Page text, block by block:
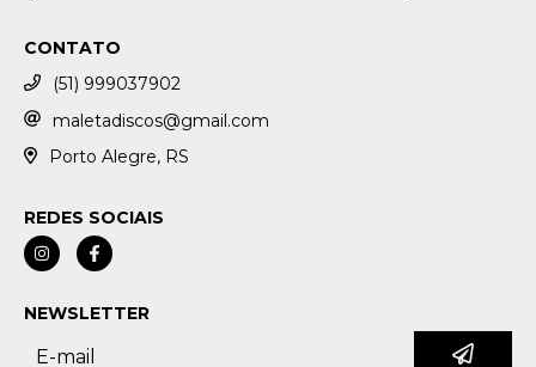
CONTATO
(51) 999037902
maletadiscos@gmail.com
Porto Alegre, RS
REDES SOCIAIS
NEWSLETTER